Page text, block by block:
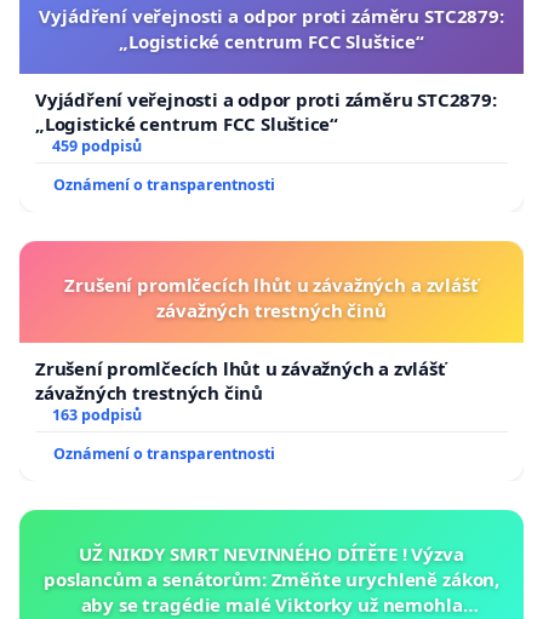
Vyjádření veřejnosti a odpor proti záměru STC2879:
„Logistické centrum FCC Sluštice“
Vyjádření veřejnosti a odpor proti záměru STC2879:
„Logistické centrum FCC Sluštice“
459 podpisů
Oznámení o transparentnosti
Zrušení promlčecích lhůt u závažných a zvlášť
závažných trestných činů
Zrušení promlčecích lhůt u závažných a zvlášť
závažných trestných činů
163 podpisů
Oznámení o transparentnosti
UŽ NIKDY SMRT NEVINNÉHO DÍTĚTE ! Výzva
poslancům a senátorům: Změňte urychleně zákon,
aby se tragédie malé Viktorky už nemohla